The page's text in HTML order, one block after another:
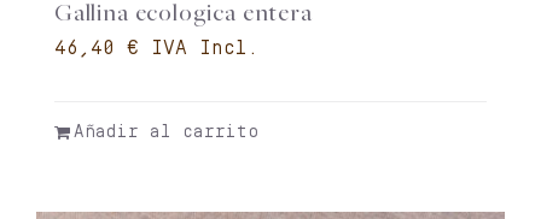
Gallina ecologica entera
€
Añadir al carrito